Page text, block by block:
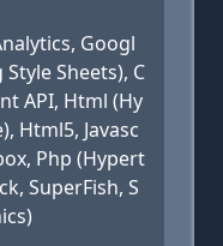
Googl
Style Sheets), C
API, Html (Hy
Html5, Javasc
Php (Hypert
SuperFish, S